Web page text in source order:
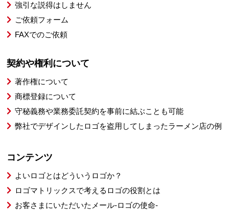
強引な説得はしません
ご依頼フォーム
FAXでのご依頼
契約や権利について
著作権について
商標登録について
守秘義務や業務委託契約を事前に結ぶことも可能
弊社でデザインしたロゴを盗用してしまったラーメン店の例
コンテンツ
よいロゴとはどういうロゴか？
ロゴマトリックスで考えるロゴの役割とは
お客さまにいただいたメール-ロゴの使命-